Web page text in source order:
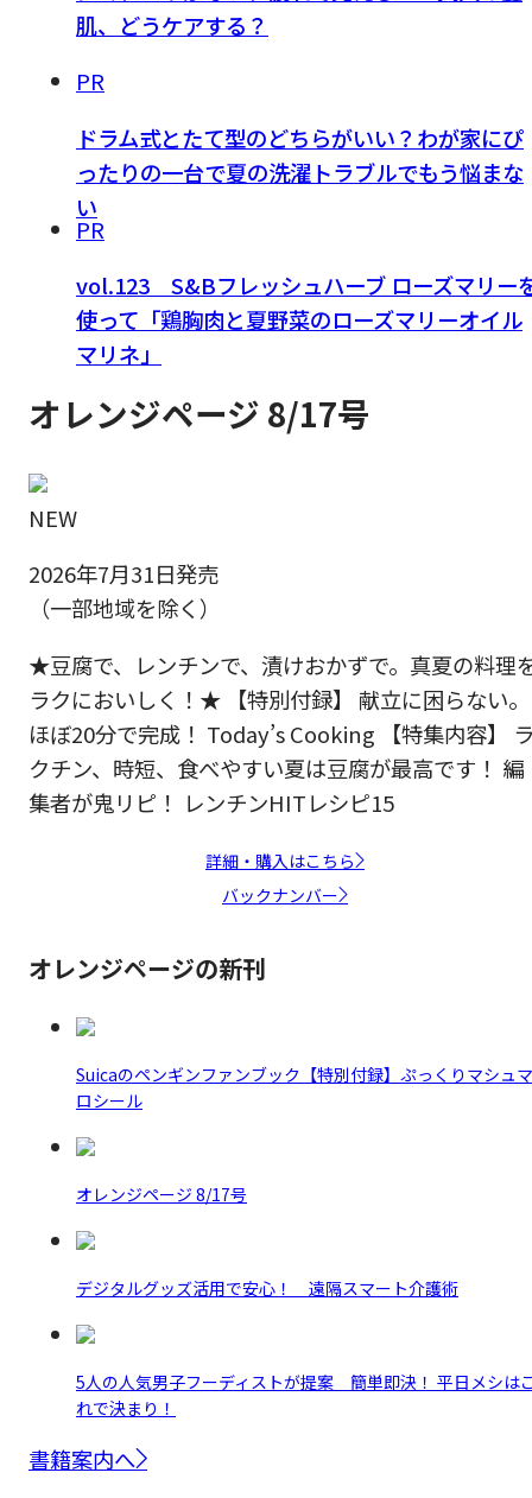
肌、どうケアする？
PR
ドラム式とたて型のどちらがいい？わが家にぴ
ったりの一台で夏の洗濯トラブルでもう悩まな
い
PR
vol.123 S&Bフレッシュハーブ ローズマリー
使って「鶏胸肉と夏野菜のローズマリーオイル
マリネ」
オレンジページ 8/17号
NEW
2026年7月31日発売
（一部地域を除く）
★豆腐で、レンチンで、漬けおかずで。真夏の料理
ラクにおいしく！★ 【特別付録】 献立に困らない。
ほぼ20分で完成！ Today’s Cooking 【特集内容】
クチン、時短、食べやすい夏は豆腐が最高です！ 編
集者が鬼リピ！ レンチンHITレシピ15
詳細・購入はこちら
バックナンバー
オレンジページの新刊
Suicaのペンギンファンブック【特別付録】ぷっくりマシュマ
ロシール
オレンジページ 8/17号
デジタルグッズ活用で安心！ 遠隔スマート介護術
5人の人気男子フーディストが提案 簡単即決！ 平日メシは
れで決まり！
書籍案内へ